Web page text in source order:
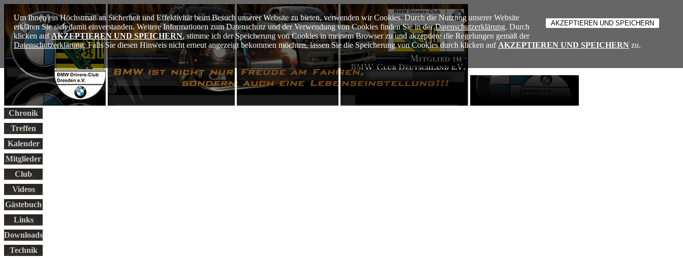
Um Ihnen ein Höchstmaß an Sicherheit und Effektivität beim Besuch unserer Website zu bieten, verwenden wir Cookies. Durch die Nutzung unserer Website
erklären Sie sich damit einverstanden. Weitere Informationen zum Datenschutz und der Verwendung von Cookies finden Sie in derDatenschutzerklärung. Durch
klicken auf AKZEPTIEREN UND SPEICHERN, stimme ich der Speicherung von Cookies in meinem Browser zu und akzeptiere die Regelungen gemäß der
Datenschutzerklärung. Falls Sie diesen Hinweis nicht erneut angezeigt bekommen möchten, lassen Sie die Speicherung von Cookies durch klicken auf AKZEPTIEREN UND SPEICHERNzu.
Chronik
Treffen
Kalender
Mitglieder
Club
Videos
Gästebuch
Links
Downloads
Technik